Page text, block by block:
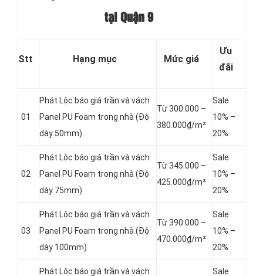
tại Quận 9
Stt Hạng mục Mức giá
Ưu
đãi
01
Phát Lộc báo giá trần và vách
Panel PU Foam trong nhà (Độ
dày 50mm)
Từ 300.000 –
380.000₫/m²
Sale
10% –
20%
02
Phát Lộc báo giá trần và vách
Panel PU Foam trong nhà (Độ
dày 75mm)
Từ 345.000 –
425.000₫/m²
Sale
10% –
20%
03
Phát Lộc báo giá trần và vách
Panel PU Foam trong nhà (Độ
dày 100mm)
Từ 390.000 –
470.000₫/m²
Sale
10% –
20%
Phát Lộc báo giá trần và vách
Sale